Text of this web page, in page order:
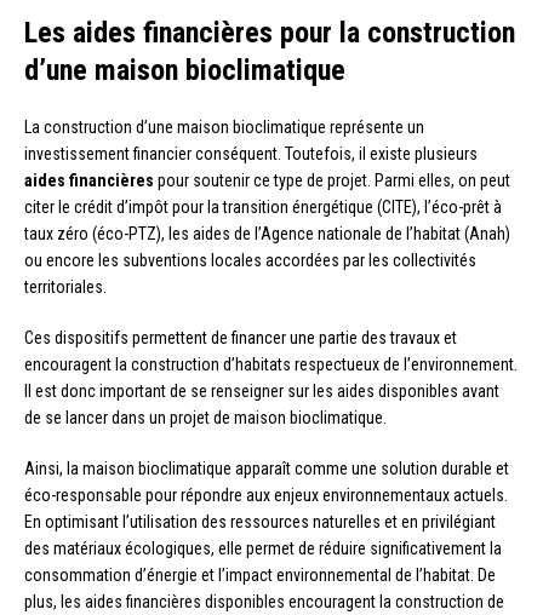
Les aides financières pour la construction
d’une maison bioclimatique
La construction d’une maison bioclimatique représente un
investissement financier conséquent. Toutefois, il existe plusieurs
aides financières pour soutenir ce type de projet. Parmi elles, on peut
citer le crédit d’impôt pour la transition énergétique (CITE), l’éco-prêt à
taux zéro (éco-PTZ), les aides de l’Agence nationale de l’habitat (Anah)
ou encore les subventions locales accordées par les collectivités
territoriales.
Ces dispositifs permettent de financer une partie des travaux et
encouragent la construction d’habitats respectueux de l’environnement.
Il est donc important de se renseigner sur les aides disponibles avant
de se lancer dans un projet de maison bioclimatique.
Ainsi, la maison bioclimatique apparaît comme une solution durable et
éco-responsable pour répondre aux enjeux environnementaux actuels.
En optimisant l’utilisation des ressources naturelles et en privilégiant
des matériaux écologiques, elle permet de réduire significativement la
consommation d’énergie et l’impact environnemental de l’habitat. De
plus, les aides financières disponibles encouragent la construction de